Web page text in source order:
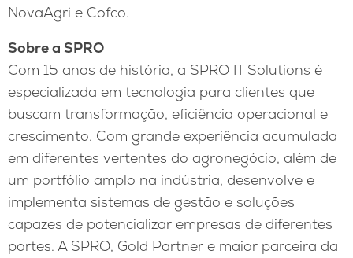
NovaAgri e Cofco.
Sobre a SPRO
Com 15 anos de história, a SPRO IT Solutions é
especializada em tecnologia para clientes que
buscam transformação, eficiência operacional e
crescimento. Com grande experiência acumulada
em diferentes vertentes do agronegócio, além de
um portfólio amplo na indústria, desenvolve e
implementa sistemas de gestão e soluções
capazes de potencializar empresas de diferentes
portes. A SPRO, Gold Partner e maior parceira da